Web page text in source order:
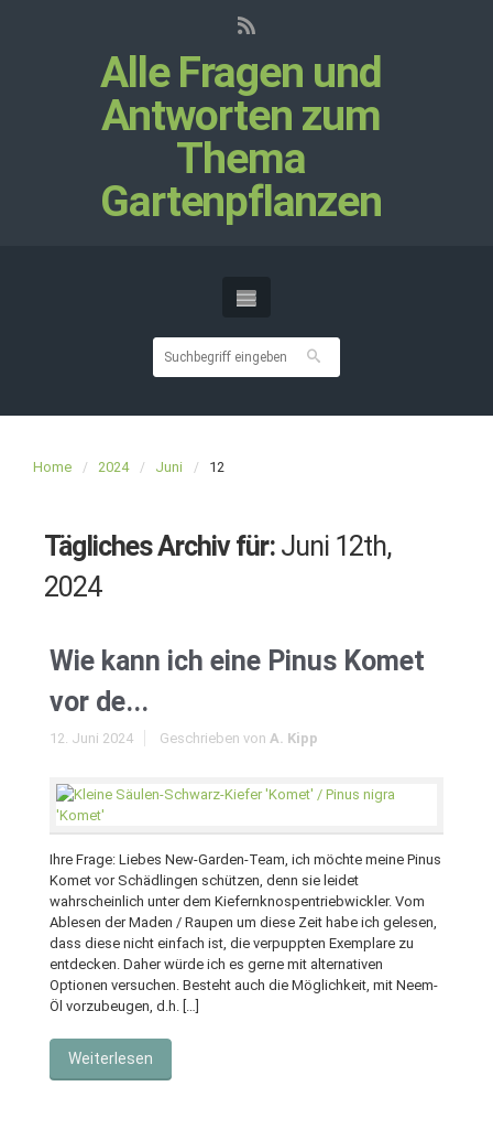
Alle Fragen und
Antworten zum
Thema
Gartenpflanzen
Home 2024 Juni 12
Tägliches Archiv für: Juni 12th,
2024
Wie kann ich eine Pinus Komet
vor de...
12. Juni 2024 Geschrieben von A. Kipp
Ihre Frage: Liebes New-Garden-Team, ich möchte meine Pinus
Komet vor Schädlingen schützen, denn sie leidet
wahrscheinlich unter dem Kiefernknospentriebwickler. Vom
Ablesen der Maden / Raupen um diese Zeit habe ich gelesen,
dass diese nicht einfach ist, die verpuppten Exemplare zu
entdecken. Daher würde ich es gerne mit alternativen
Optionen versuchen. Besteht auch die Möglichkeit, mit Neem-
Öl vorzubeugen, d.h. […]
Weiterlesen